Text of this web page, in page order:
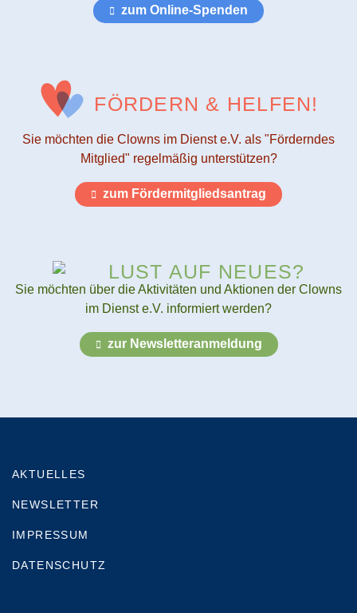
zum Online-Spenden
FÖRDERN & HELFEN!
Sie möchten die Clowns im Dienst e.V. als "Förderndes
Mitglied" regelmäßig unterstützen?
zum Fördermitgliedsantrag
LUST AUF NEUES?
Sie möchten über die Aktivitäten und Aktionen der Clowns
im Dienst e.V. informiert werden?
zur Newsletteranmeldung
AKTUELLES
NEWSLETTER
IMPRESSUM
DATENSCHUTZ